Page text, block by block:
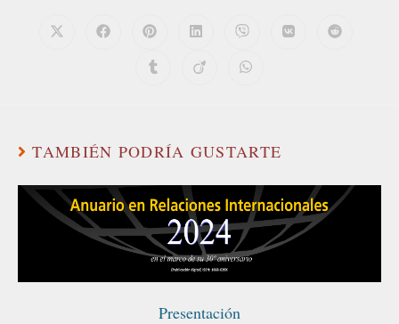
TAMBIÉN PODRÍA GUSTARTE
Presentación